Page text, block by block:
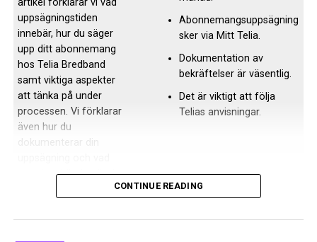
Intressanta fakta och skvaller
om hennes liv
historier runt Emelie. Det ryktas att hon arbetar på ett
nytt album, vilket redan har fått många fans att vänta
kulturer, något som ofta speglas i hennes arbete.
artikel förklarar vi vad
uppsägningstiden
innebär, hur du säger
upp ditt abonnemang
hos Telia Bredband
samt viktiga aspekter
att tänka på under
processen. Vi förklarar
även hur du
som kan hända när du
initierar en uppsägning.
Abonnemangsuppsägning
sker via Mitt Telia.
Dokumentation av
bekräftelser är väsentlig.
Det är viktigt att följa
Telias anvisningar.
Vad är uppsägningstid telia
CONTINUE READING